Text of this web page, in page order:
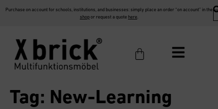
Purchase on account for schools, institutions, and businesses: simply place an order “on account” in the
shopor request a quote here
Tag: New-Learning